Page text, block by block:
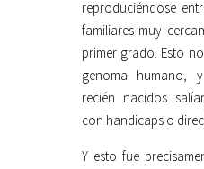
reproduciéndose
familiares muy
primer grado. Esto
genoma humano,
recién nacidos
con handicaps o
Y esto fue